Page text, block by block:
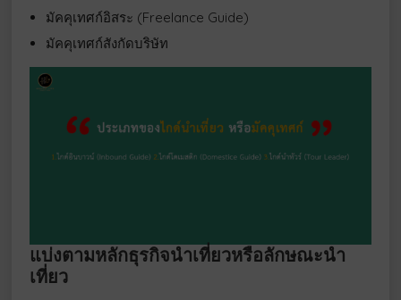
มัคคุเทศก์อิสระ (Freelance Guide)
มัคคุเทศก์สังกัดบริษัท
แบ่งตามหลักธุรกิจนำเที่ยวหรือลักษณะนำ
เที่ยว